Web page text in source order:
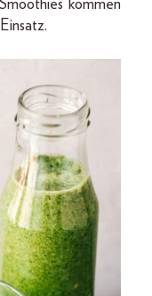
kommen